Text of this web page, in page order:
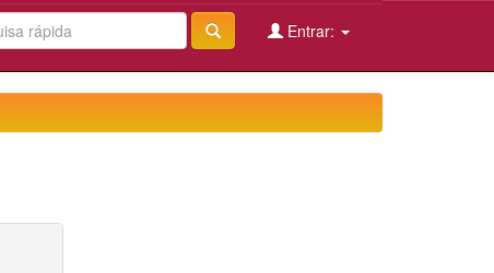
Entrar: